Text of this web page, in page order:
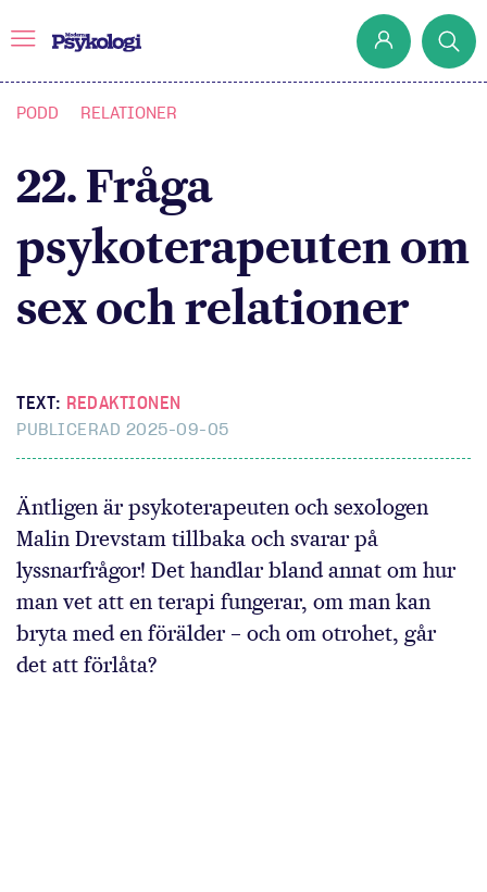
Prenumerera
Det har jag lärt mig
Klassiska experiment
Podd
Steg för steg
PODD RELATIONER
22. Fråga
psykoterapeuten om
sex och relationer
TEXT: REDAKTIONEN
PUBLICERAD 2025-09-05
Äntligen är psykoterapeuten och sexologen
Malin Drevstam tillbaka och svarar på
lyssnarfrågor! Det handlar bland annat om hur
man vet att en terapi fungerar, om man kan
bryta med en förälder – och om otrohet, går
det att förlåta?